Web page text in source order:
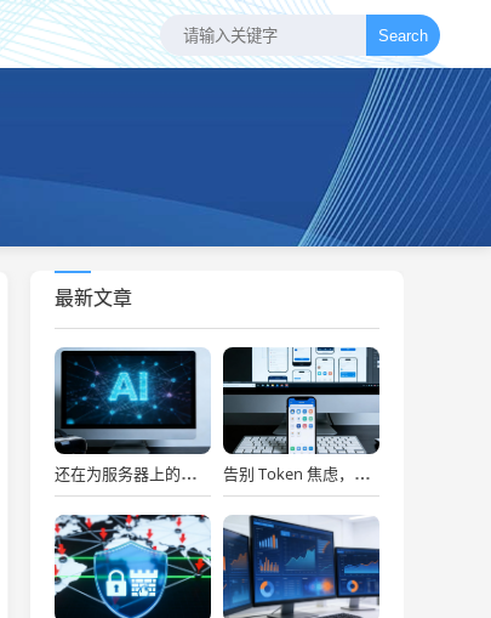
Search
最新文章
还在为服务器上的问题烦恼？有了智能终端，我再也不怕了！ 告别 Token 焦虑，让 AI Agent 24 小时为你打工